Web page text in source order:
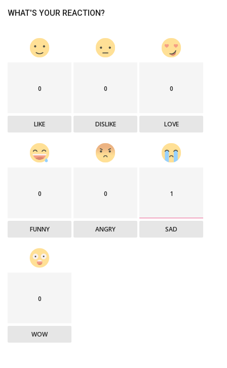
WHAT'S YOUR REACTION?
0
LIKE
0
DISLIKE
0
LOVE
0
FUNNY
0
ANGRY
1
SAD
0
WOW